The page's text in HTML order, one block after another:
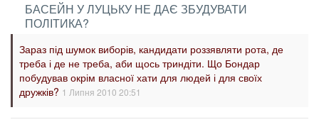
БАСЕЙН У ЛУЦЬКУ НЕ ДАЄ ЗБУДУВАТИ
ПОЛІТИКА?
Зараз під шумок виборів, кандидати роззявляти рота, де
треба і де не треба, аби щось триндіти. Що Бондар
побудував окрім власної хати для людей і для своїх
дружків? 1 Липня 2010 20:51